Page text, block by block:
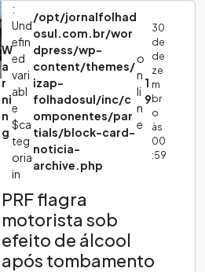
W
a
r
ni
n
g
:
Und
efin
ed
vari
abl
e
$ca
teg
oria
in
/opt/jornalfolhad
osul.com.br/wor
dpress/wp-
content/themes/
izap-
folhadosul/inc/c
omponentes/par
tials/block-card-
noticia-
archive.php
o
n
li
n
e
1
9
30
de
de
ze
m
br
o
às
00
:59
PRF flagra
motorista sob
efeito de álcool
após tombamento